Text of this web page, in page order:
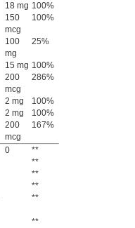
18 mg 100%
150
mcg
100%
100
mg
25%
15 mg 100%
200
mcg
286%
2 mg
100%
2 mg
100%
200
mcg
167%
0
**
**
**
**
**
**